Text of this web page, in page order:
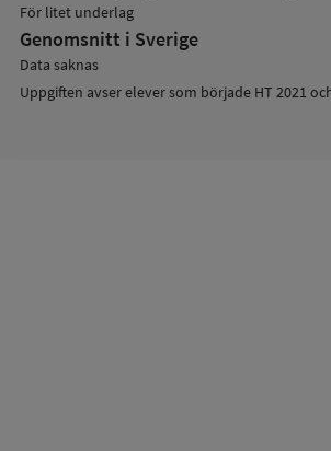
För litet underlag
Genomsnitt i Sverige
Data saknas
Uppgiften avser elever som började HT 2021